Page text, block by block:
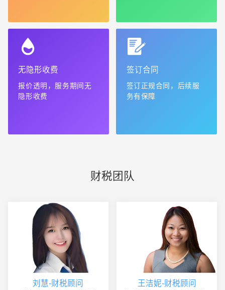
无隐形收费
报价透明，服务期间无
隐形收费
签订合同
签订正规合同，后续服
务有保障
财税团队
刘慧-财税顾问 王洁妮-财税顾问